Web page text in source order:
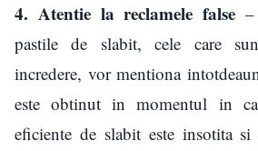
4. Atentie la reclamele false
pastile de slabit, cele care
incredere, vor mentiona
este obtinut in momentul in
eficiente de slabit este insotita